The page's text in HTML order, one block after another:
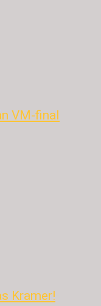
VM-final
Kramer!